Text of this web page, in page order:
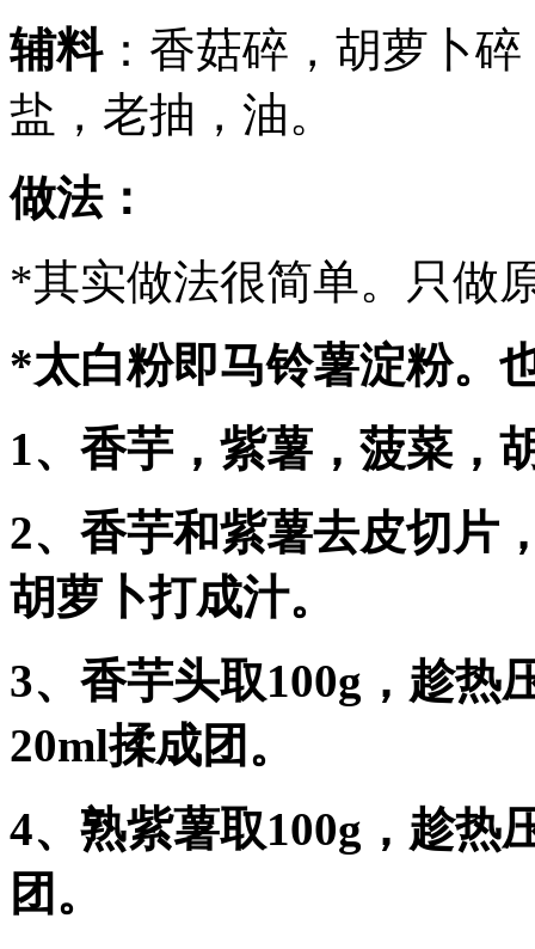
辅料：香菇碎，胡萝卜
盐，老抽，油。
做法：
*其实做法很简单。只做
*太白粉即马铃薯淀粉。
1、香芋，紫薯，菠菜，
2、香芋和紫薯去皮切片
胡萝卜打成汁。
3、香芋头取100g，趁热
20ml揉成团。
4、熟紫薯取100g，趁热
团。